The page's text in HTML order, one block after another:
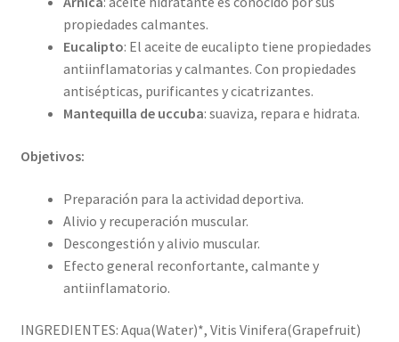
propiedades calmantes.
Eucalipto: El aceite de eucalipto tiene propiedades
antiinflamatorias y calmantes. Con propiedades
antisépticas, purificantes y cicatrizantes.
Mantequilla de uccuba: suaviza, repara e hidrata.
Objetivos:
Preparación para la actividad deportiva.
Alivio y recuperación muscular.
Descongestión y alivio muscular.
Efecto general reconfortante, calmante y
antiinflamatorio.
INGREDIENTES: Aqua(Water)*, Vitis Vinifera(Grapefruit)